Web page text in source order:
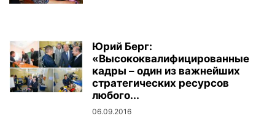
Юрий Берг:
«Высококвалифицированные
кадры – один из важнейших
стратегических ресурсов
любого...
06.09.2016